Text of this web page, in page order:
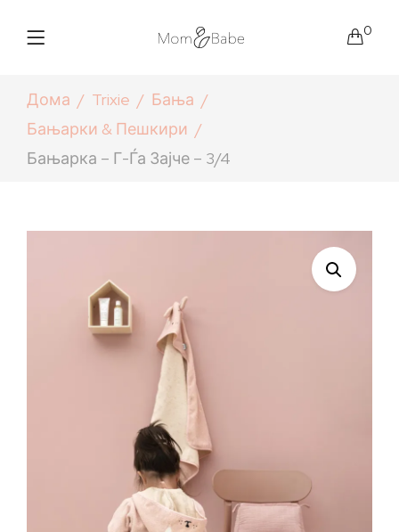
0
Дома Trixie
Бања
Бањарки & Пешкири
Бањарка – Г-Ѓа Зајче – 3/4